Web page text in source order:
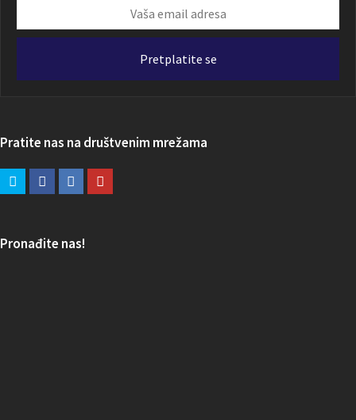
email
Pretplatite se
Pratite nas na društvenim mrežama
Pronađite nas!